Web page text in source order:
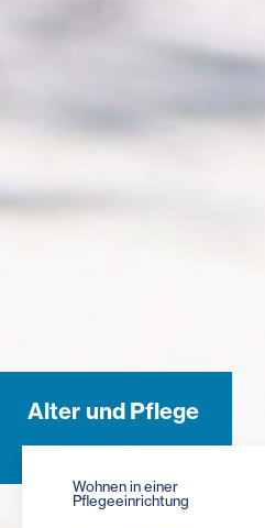
Alter und Pflege
Wohnen in einer
Pflegeeinrichtung